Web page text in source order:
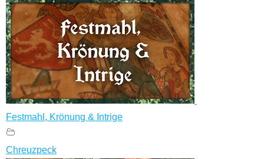
Festmahl, Krönung & Intrige
Chreuzpeck